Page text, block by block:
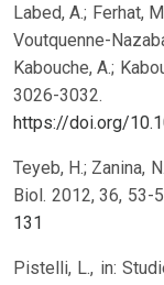
Labed, A.; Ferhat,
Voutquenne-
Kabouche, A.;
https://doi.org/
Teyeb, H.; Zanina,
Biol. 2012, 36, 53-
131
Pistelli, L., in: